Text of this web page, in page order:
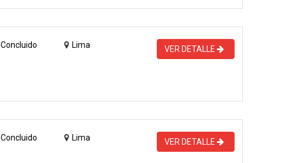
Concluido Lima VER DETALLE
Concluido Lima VER DETALLE